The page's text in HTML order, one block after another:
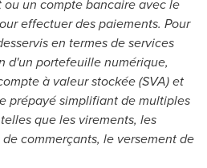
un compte bancaire avec le
effectuer des paiements. Pour
en termes de services
d'un portefeuille numérique,
à valeur stockée (SVA) et
prépayé simplifiant de multiples
que les virements, les
commerçants, le versement de